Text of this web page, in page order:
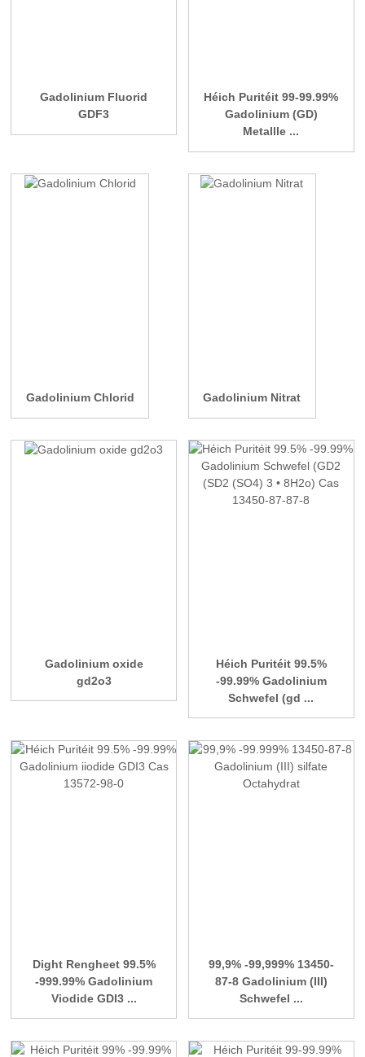
Gadolinium Fluorid
GDF3
Héich Puritéit 99-99.99%
Gadolinium (GD)
Metallle ...
Gadolinium Chlorid Gadolinium Nitrat
Gadolinium oxide
gd2o3
Héich Puritéit 99.5%
-99.99% Gadolinium
Schwefel (gd ...
Dight Rengheet 99.5%
-999.99% Gadolinium
Viodide GDI3 ...
99,9% -99,999% 13450-
87-8 Gadolinium (III)
Schwefel ...